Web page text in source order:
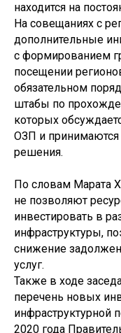
находится на
На совещаниях с
дополнительные
с формированием
посещении
обязательном
штабы по
которых
ОЗП и
решения.
По словам Марата
не позволяют
инвестировать в
инфраструктуры,
снижение
услуг.
Также в ходе
перечень новых
инфраструктурной
2020 года